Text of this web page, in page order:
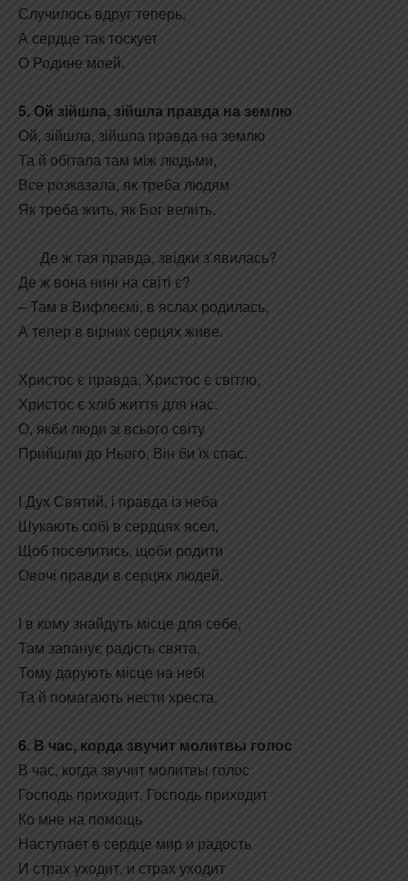
Случилось вдруг теперь,
А сердце так тоскует
О Родине моей.
5. Ой зійшла, зійшла правда на землю
Ой, зійшла, зійшла правда на землю
Та й обітала там між людьми,
Все розказала, як треба людям
Як треба жить, як Бог велить.
Де ж тая правда, звідки з’явилась?
Де ж вона нині на світі є?
– Там в Вифлеємі, в яслах родилась,
А тепер в вірних серцях живе.
Христос є правда, Христос є світло,
Христос є хліб життя для нас.
О, якби люди зі всього світу
Прийшли до Нього, Він би їх спас.
І Дух Святий, і правда із неба
Шукають собі в сердцях ясел,
Щоб поселитись, щоби родити
Овочі правди в серцях людей.
І в кому знайдуть місце для себе,
Там запанує радість свята,
Тому дарують місце на небі
Та й помагають нести хреста.
6. В час, корда звучит молитвы голос
В час, когда звучит молитвы голос
Господь приходит, Господь приходит
Ко мне на помощь
Наступает в сердце мир и радость
И страх уходит, и страх уходит